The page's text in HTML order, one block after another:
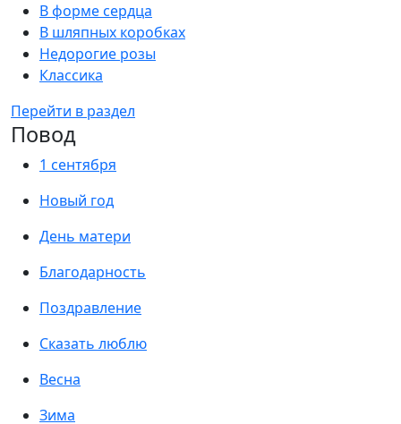
В форме сердца
В шляпных коробках
Недорогие розы
Классика
Перейти в раздел
Повод
1 сентября
Новый год
День матери
Благодарность
Поздравление
Сказать люблю
Весна
Зима